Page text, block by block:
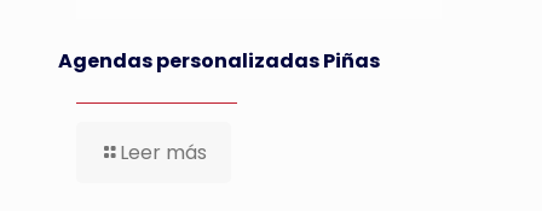
Agendas personalizadas Piñas
Leer más